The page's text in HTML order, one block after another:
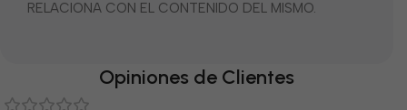
RELACIONA CON EL CONTENIDO DEL MISMO.
Opiniones de Clientes